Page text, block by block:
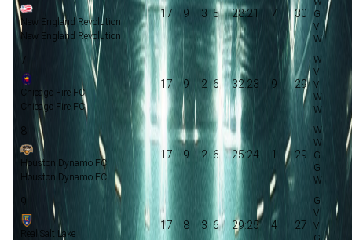
New England Revolution
New England Revolution
17 9 3 5 28:21 7 30
7
Chicago Fire FC
Chicago Fire FC
17 9 2 6 32:23 9 29
8
Houston Dynamo FC
Houston Dynamo FC
17 9 2 6 25:24 1 29
9
Real Salt Lake
17 8 3 6 29:25 4 27